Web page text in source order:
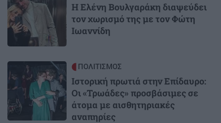
Η Ελένη Βουλγαράκη διαψεύδει
τον χωρισμό της με τον Φώτη
Ιωαννίδη
Image ΠΟΛΙΤΙΣΜΟΣ
Ιστορική πρωτιά στην Επίδαυρο:
Οι «Τρωάδες» προσβάσιμες σε
άτομα με αισθητηριακές
αναπηρίες